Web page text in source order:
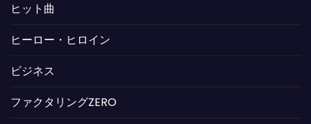
ヒット曲
ヒーロー・ヒロイン
ビジネス
ファクタリングZERO